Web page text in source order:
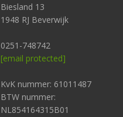
Biesland 13
1948 RJ Beverwijk
0251-748742
[email protected]
KvK nummer: 61011487
BTW nummer:
NL854164315B01